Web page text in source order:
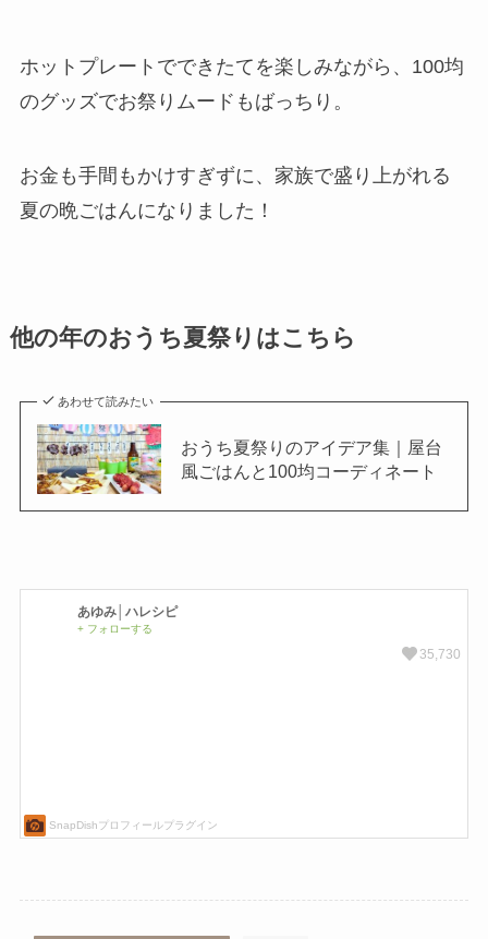
ホットプレートでできたてを楽しみながら、100均
のグッズでお祭りムードもばっちり。
お金も手間もかけすぎずに、家族で盛り上がれる
夏の晩ごはんになりました！
他の年のおうち夏祭りはこちら
あわせて読みたい
おうち夏祭りのアイデア集｜屋台
風ごはんと100均コーディネート